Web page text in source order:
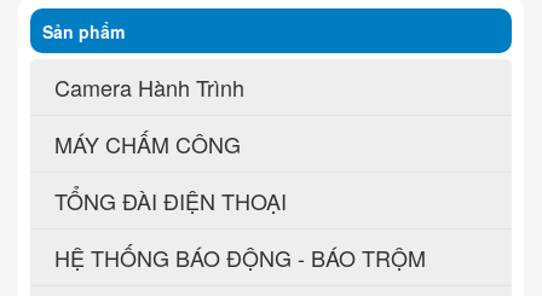
Sản phẩm
Camera Hành Trình
MÁY CHẤM CÔNG
TỔNG ĐÀI ĐIỆN THOẠI
HỆ THỐNG BÁO ĐỘNG - BÁO TRỘM